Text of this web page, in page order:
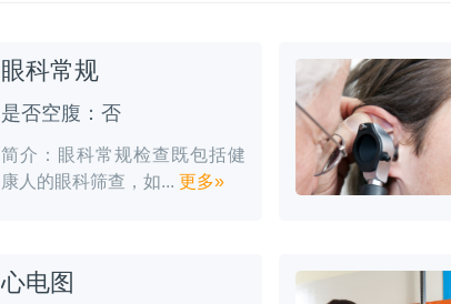
眼科常规
是否空腹：否
简介：眼科常规检查既包括健
康人的眼科筛查，如... 更多»
心电图